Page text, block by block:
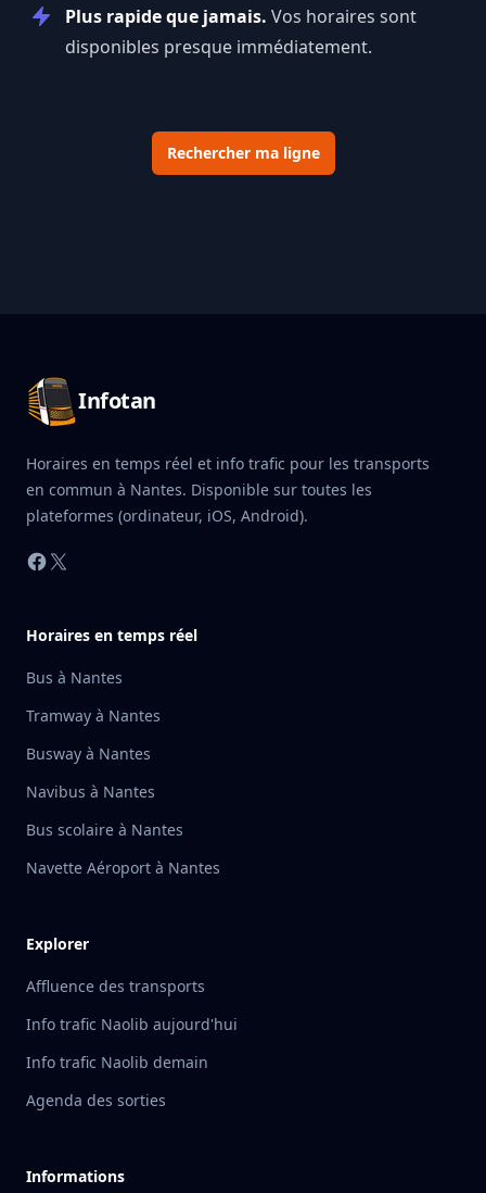
Plus rapide que jamais. Vos horaires sont
disponibles presque immédiatement.
Rechercher ma ligne
Infotan
Horaires en temps réel et info trafic pour les transports
en commun à Nantes. Disponible sur toutes les
plateformes (ordinateur, iOS, Android).
Facebook
X
Horaires en temps réel
Bus à Nantes
Tramway à Nantes
Busway à Nantes
Navibus à Nantes
Bus scolaire à Nantes
Navette Aéroport à Nantes
Explorer
Affluence des transports
Info trafic Naolib aujourd'hui
Info trafic Naolib demain
Agenda des sorties
Informations